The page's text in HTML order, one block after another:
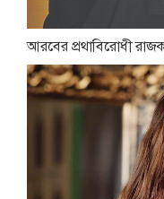
আরবের প্রথাবিরোধী